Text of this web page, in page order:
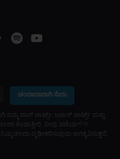
ಚಂದಾದಾರಾಗಿ ಸೇರು
ನಮ್ಮ ಪಾಪ್ ಚಾರ್ಟ್ಸ್, ಜಪಾನ್ ಚಾರ್ಟ್ಸ್ ಮತ್ತು
ಕೊಡುತ್ತೀರಿ. ನೀವು ಪಡೆಯുന്ന
ಚಂದಾ ದೃಢೀಕರಿಸುವುದು ಅಗತ್ಯವಿರುತ್ತದೆ.